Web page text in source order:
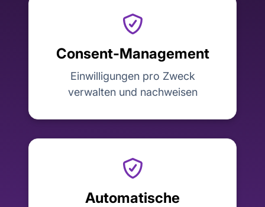
Consent-Management
Einwilligungen pro Zweck
verwalten und nachweisen
Automatische